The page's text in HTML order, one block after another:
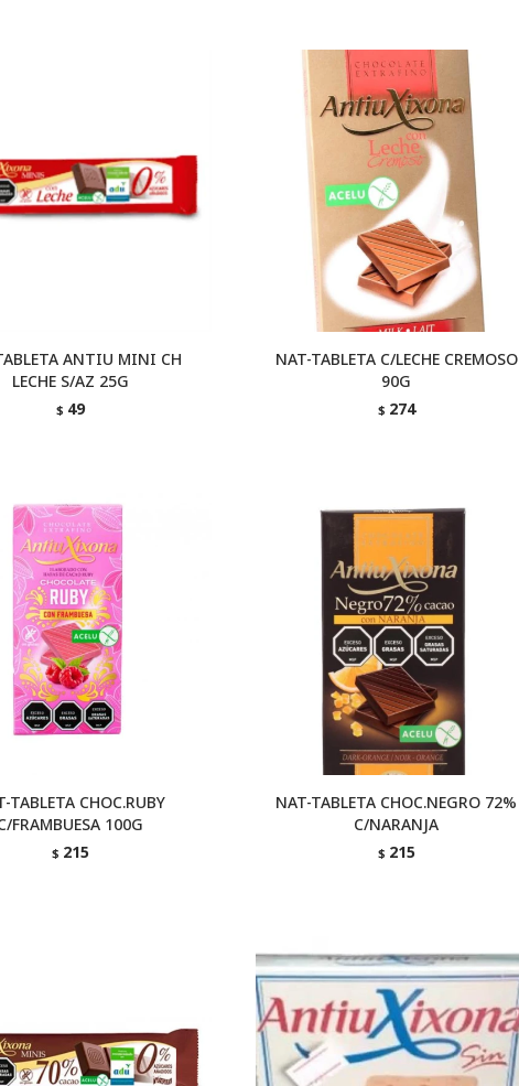
ANTIU MINI CH
LECHE S/AZ 25G
$ 49
NAT-TABLETA C/LECHE CREMOSO
90G
$ 274
TABLETA CHOC.RUBY
FRAMBUESA 100G
$ 215
NAT-TABLETA CHOC.NEGRO 72%
C/NARANJA
$ 215